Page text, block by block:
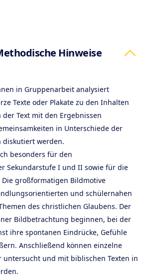
Hinweise
in Gruppenarbeit analysiert
Texte oder Plakate zu den Inhalten
Text mit den Ergebnissen
in Unterschiede der
werden.
besonders für den
Sekundarstufe I und II sowie für die
großformatigen Bildmotive
und schülernahen
des christlichen Glaubens. Der
Bildbetrachtung beginnen, bei der
ihre spontanen Eindrücke, Gefühle
Anschließend können einzelne
untersucht und mit biblischen Texten in